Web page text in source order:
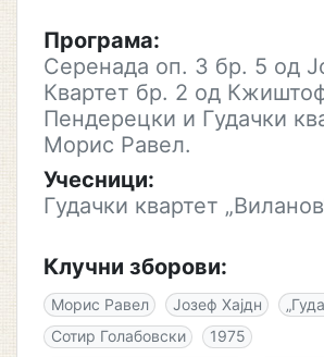
Програма:
Серенада оп. 3 бр. 5 од
Квартет бр. 2 од
Пендерецки и Гудачки
Морис Равел.
Учесници:
Гудачки квартет
Клучни зборови:
Морис Равел Јозеф Хајдн
Сотир Голабовски
1975